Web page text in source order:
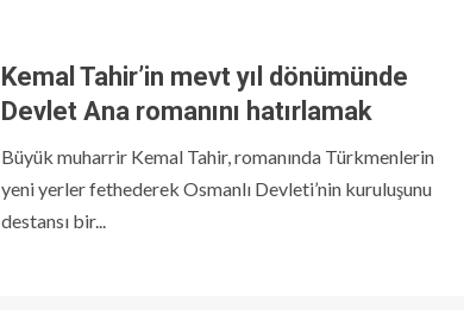
Kemal Tahir’in mevt yıl dönümünde
Devlet Ana romanını hatırlamak
Büyük muharrir Kemal Tahir, romanında Türkmenlerin
yeni yerler fethederek Osmanlı Devleti’nin kuruluşunu
destansı bir...